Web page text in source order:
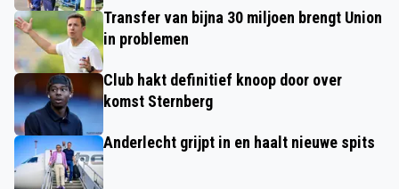
Transfer van bijna 30 miljoen brengt Union
in problemen
Club hakt definitief knoop door over
komst Sternberg
Anderlecht grijpt in en haalt nieuwe spits